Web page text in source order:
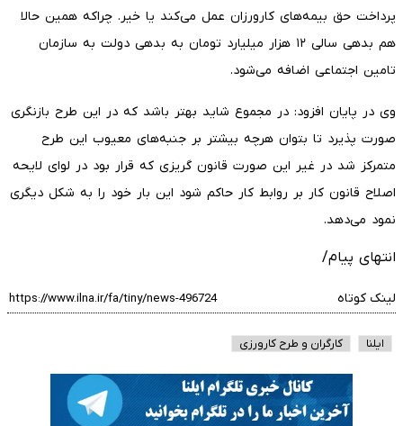
پرداخت حق بیمه‌های کارورزان عمل می‌کند یا خیر. چراکه همین حالا
هم بدهی سالی ۱۲ هزار میلیارد تومان به بدهی دولت به سازمان
تامین اجتماعی اضافه می‌شود.
وی در پایان افزود:‌ در مجموع شاید بهتر باشد که در این طرح بازنگری
صورت پذیرد تا بتوان هرچه بیشتر بر جنبه‌های معیوب این طرح
متمرکز شد در غیر این صورت قانون گریزی که قرار بود در لوای لایحه
اصلاح قانون کار بر روابط کار حاکم شود این بار خود را به شکل دیگری
نمود می‌دهد.
انتهای پیام/
لینک کوتاه
ایلنا کارگران و طرح کارورزی